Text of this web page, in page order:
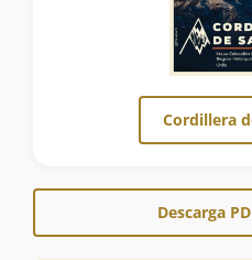
Cordillera
Descarga